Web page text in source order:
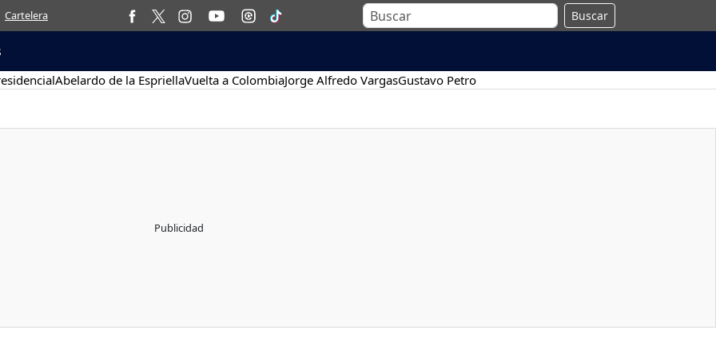
Cartelera Buscar
Abelardo de la EspriellaVuelta a ColombiaJorge Alfredo VargasGustavo Petro